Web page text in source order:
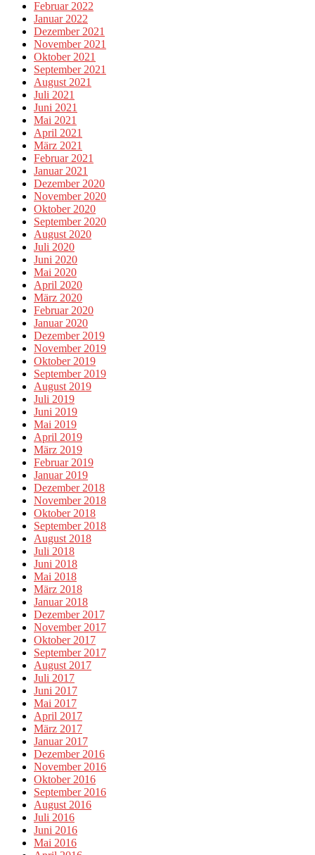
Februar 2022
Januar 2022
Dezember 2021
November 2021
Oktober 2021
September 2021
August 2021
Juli 2021
Juni 2021
Mai 2021
April 2021
März 2021
Februar 2021
Januar 2021
Dezember 2020
November 2020
Oktober 2020
September 2020
August 2020
Juli 2020
Juni 2020
Mai 2020
April 2020
März 2020
Februar 2020
Januar 2020
Dezember 2019
November 2019
Oktober 2019
September 2019
August 2019
Juli 2019
Juni 2019
Mai 2019
April 2019
März 2019
Februar 2019
Januar 2019
Dezember 2018
November 2018
Oktober 2018
September 2018
August 2018
Juli 2018
Juni 2018
Mai 2018
März 2018
Januar 2018
Dezember 2017
November 2017
Oktober 2017
September 2017
August 2017
Juli 2017
Juni 2017
Mai 2017
April 2017
März 2017
Januar 2017
Dezember 2016
November 2016
Oktober 2016
September 2016
August 2016
Juli 2016
Juni 2016
Mai 2016